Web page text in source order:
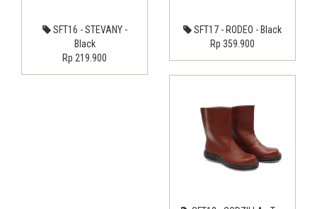
SFT16 - STEVANY -
Black
Rp 219.900
SFT17 - RODEO - Black
Rp 359.900